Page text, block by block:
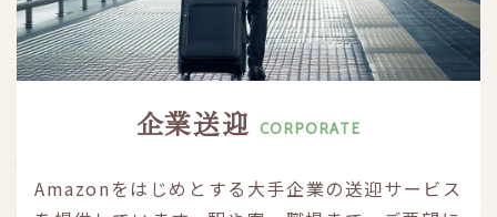
企業送迎 CORPORATE
Amazonをはじめとする大手企業の送迎サービス